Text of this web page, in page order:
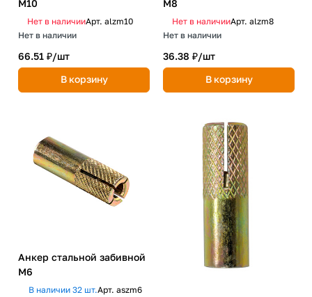
М10
Нет в наличииАрт. alzm10
Нет в наличии
66.51 ₽/шт
В корзину
М8
Нет в наличииАрт. alzm8
Нет в наличии
36.38 ₽/шт
В корзину
Анкер стальной забивной
М6
В наличии 32 шт.Арт. aszm6